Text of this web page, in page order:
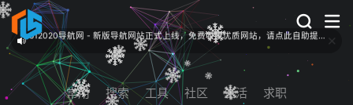
512020导航网 - 网站净网计划全面启动，共建绿色上网环境！
常用 搜索 工具 社区 生活 求职